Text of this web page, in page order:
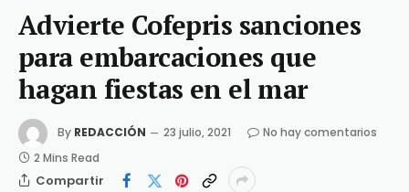
Advierte Cofepris sanciones
para embarcaciones que
hagan fiestas en el mar
By REDACCIÓN 23 julio, 2021
No hay comentarios
2 Mins Read
Compartir